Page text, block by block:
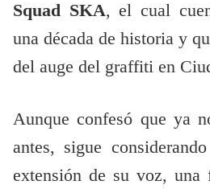
Squad SKA, el cual
una década de historia y
del auge del graffiti en
Aunque confesó que ya
antes, sigue
extensión de su voz, una